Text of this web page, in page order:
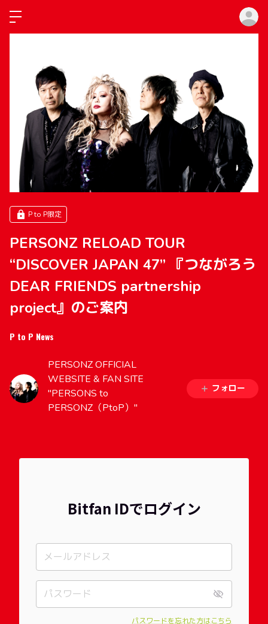
P to P限定
PERSONZ RELOAD TOUR
“DISCOVER JAPAN 47” 『つながろう
DEAR FRIENDS partnership
project』のご案内
P to P News
PERSONZ OFFICIAL
WEBSITE & FAN SITE
"PERSONS to
PERSONZ（PtoP）"
フォロー
Bitfan IDでログイン
パスワードを忘れた方はこちら